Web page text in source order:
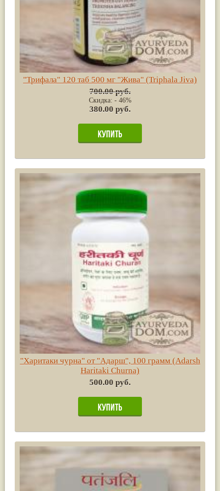
"Трифала" 120 таб 500 мг "Жива" (Triphala Jiva)
700.00 руб.
Скидка: - 46%
380.00 руб.
"Харитаки чурна" от "Адарш", 100 грамм (Adarsh
Haritaki Churna)
500.00 руб.